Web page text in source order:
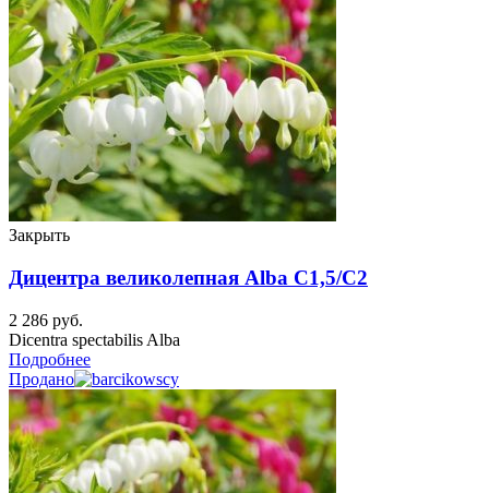
Закрыть
Дицентра великолепная Alba C1,5/C2
2 286 руб.
Dicentra spectabilis Alba
Подробнее
Продано